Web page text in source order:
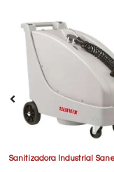
Sanitizadora Industrial